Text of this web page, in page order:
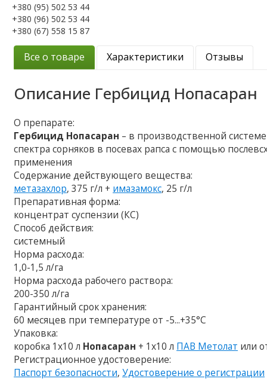
+380 (95) 502 53 44
+380 (96) 502 53 44
+380 (67) 558 15 87
Все о товаре Характеристики Отзывы
Описание Гербицид Нопасаран
О препарате:
Гербицид Нопасаран – в производственной
спектра сорняков в посевах рапса с помощью
применения
Содержание действующего вещества:
метазахлор, 375 г/л + имазамокс, 25 г/л
Препаративная форма:
концентрат суспензии (КС)
Способ действия:
системный
Норма расхода:
1,0-1,5 л/га
Норма расхода рабочего раствора:
200-350 л/га
Гарантийный срок хранения:
60 месяцев при температуре от -5...+35°C
Упаковка:
коробка 1х10 л Нопасаран + 1х10 л ПАВ Метолат или
Регистрационное удостоверение:
Паспорт безопасности,Удостоверение о регистрации